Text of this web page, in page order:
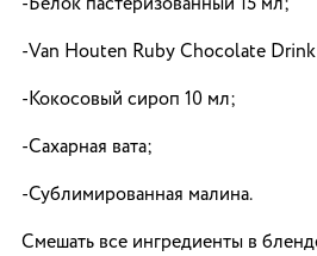
-Белок пастеризованный 15 мл;
-Van Houten Ruby Chocolate Drink
-Кокосовый сироп 10 мл;
-Сахарная вата;
-Сублимированная малина.
Смешать все ингредиенты в